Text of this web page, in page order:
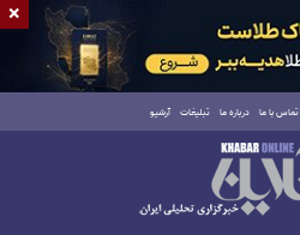
تماس با ما درباره ما تبلیغات آرشیو
×